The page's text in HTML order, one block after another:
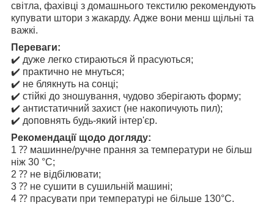
світла, фахівці з домашнього текстилю рекомендують
купувати штори з жакарду. Адже вони менш щільні та
важкі.
Переваги:
✔️ дуже легко стираються й прасуються;
✔️ практично не мнуться;
✔️ не блякнуть на сонці;
✔️ стійкі до зношування, чудово зберігають форму;
✔️ антистатичний захист (не накопичують пил);
✔️ доповнять будь-який інтер'єр.
Рекомендації щодо догляду:
1️ ⁇ машинне/ручне прання за температури не більш
ніж 30 °C;
2️ ⁇ не відбілювати;
3️ ⁇ не сушити в сушильній машині;
4️ ⁇ прасувати при температурі не більше 130°C.